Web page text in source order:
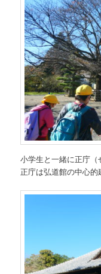
小学生と一緒に正庁（
正庁は弘道館の中心的